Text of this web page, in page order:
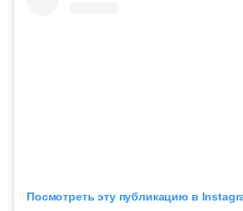
Посмотреть эту публикацию в